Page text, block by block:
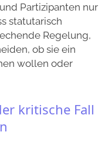
Partizipanten nur
statutarisch
Regelung,
ob sie ein
wollen oder
kritische Fall